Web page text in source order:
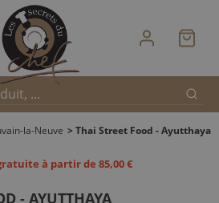
la-Neuve > Thai Street Food - Ayutthaya
à partir de 85,00 €
- AYUTTHAYA